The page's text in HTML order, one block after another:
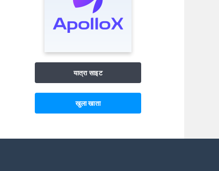
यात्रा साइट
खुला खाता